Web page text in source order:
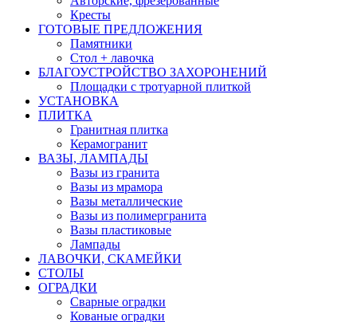
Кресты
ГОТОВЫЕ ПРЕДЛОЖЕНИЯ
Памятники
Стол + лавочка
БЛАГОУСТРОЙСТВО ЗАХОРОНЕНИЙ
Площадки с тротуарной плиткой
УСТАНОВКА
ПЛИТКА
Гранитная плитка
Керамогранит
ВАЗЫ, ЛАМПАДЫ
Вазы из гранита
Вазы из мрамора
Вазы металлические
Вазы из полимергранита
Вазы пластиковые
Лампады
ЛАВОЧКИ, СКАМЕЙКИ
СТОЛЫ
ОГРАДКИ
Сварные оградки
Кованые оградки